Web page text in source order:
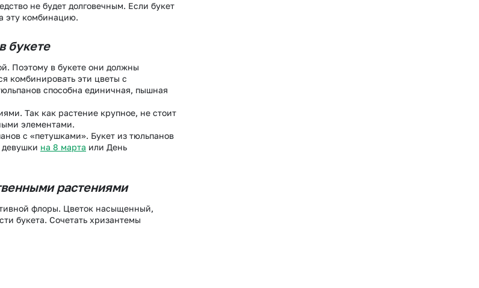
Омск
не будет долговечным. Если букет
эту комбинацию.
букете
Поэтому в букете они должны
комбинировать эти цветы с
способна единичная, пышная
Так как растение крупное, не стоит
элементами.
с «петушками». Букет из тюльпанов
девушки на 8 марта или День
растениями
флоры. Цветок насыщенный,
букета. Сочетать хризантемы